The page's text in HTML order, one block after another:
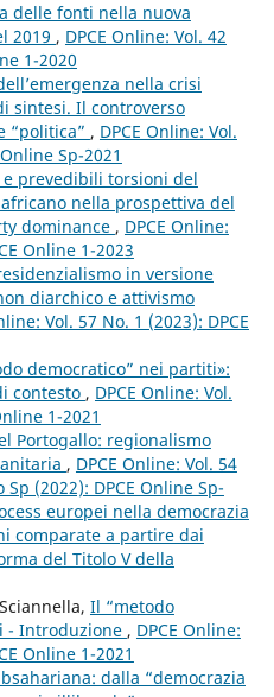
delle fonti nella nuova
2019 , DPCE Online: Vol. 42
1-2020
nella crisi
sintesi. Il controverso
“politica” , DPCE Online: Vol.
Sp-2021
e prevedibili torsioni del
nella prospettiva del
dominance , DPCE Online:
Online 1-2023
in versione
diarchico e attivismo
Vol. 57 No. 1 (2023): DPCE
democratico” nei partiti»:
contesto , DPCE Online: Vol.
1-2021
Portogallo: regionalismo
, DPCE Online: Vol. 54
Sp (2022): DPCE Online Sp-
europei nella democrazia
comparate a partire dai
del Titolo V della
Il “metodo
- Introduzione , DPCE Online:
Online 1-2021
dalla “democrazia